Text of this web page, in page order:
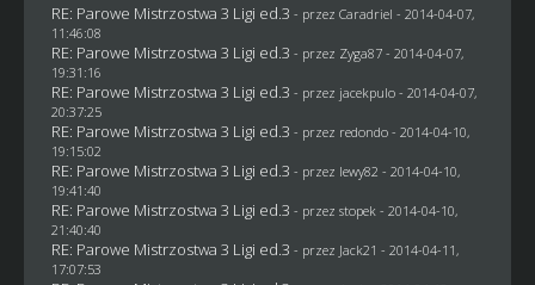
RE: Parowe Mistrzostwa 3 Ligi ed.3 - przez Caradriel - 2014-04-07,
11:46:08
RE: Parowe Mistrzostwa 3 Ligi ed.3 - przez Zyga87- 2014-04-07,
19:31:16
RE: Parowe Mistrzostwa 3 Ligi ed.3 - przez jacekpulo- 2014-04-07,
20:37:25
RE: Parowe Mistrzostwa 3 Ligi ed.3 - przez redondo- 2014-04-10,
19:15:02
RE: Parowe Mistrzostwa 3 Ligi ed.3 - przez lewy82 - 2014-04-10,
19:41:40
RE: Parowe Mistrzostwa 3 Ligi ed.3 - przez stopek - 2014-04-10,
21:40:40
RE: Parowe Mistrzostwa 3 Ligi ed.3 - przez Jack21 - 2014-04-11,
17:07:53